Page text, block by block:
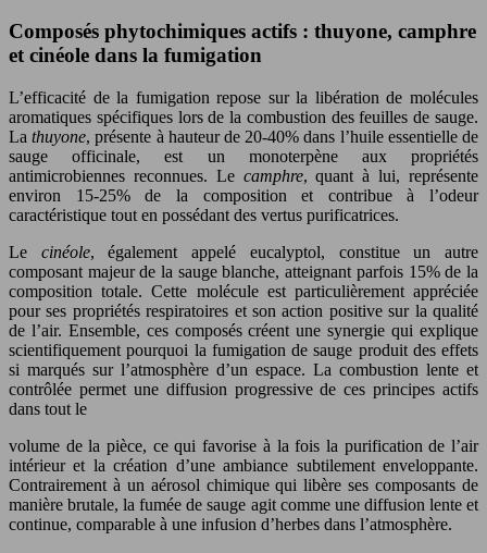
Composés phytochimiques actifs : thuyone, camphre
et cinéole dans la fumigation
L’efficacité de la fumigation repose sur la libération de molécules
aromatiques spécifiques lors de la combustion des feuilles de sauge.
Lathuyone, présente à hauteur de 20-40% dans l’huile essentielle de
sauge officinale, est un monoterpène aux propriétés
antimicrobiennes reconnues. Le camphre, quant à lui, représente
environ 15-25% de la composition et contribue à l’odeur
caractéristique tout en possédant des vertus purificatrices.
Le cinéole, également appelé eucalyptol, constitue un autre
composant majeur de la sauge blanche, atteignant parfois 15% de la
composition totale. Cette molécule est particulièrement appréciée
pour ses propriétés respiratoires et son action positive sur la qualité
de l’air. Ensemble, ces composés créent une synergie qui explique
scientifiquement pourquoi la fumigation de sauge produit des effets
si marqués sur l’atmosphère d’un espace. La combustion lente et
contrôlée permet une diffusion progressive de ces principes actifs
dans tout le
volume de la pièce, ce qui favorise à la fois la purification de l’air
intérieur et la création d’une ambiance subtilement enveloppante.
Contrairement à un aérosol chimique qui libère ses composants de
manière brutale, la fumée de sauge agit comme une diffusion lente et
continue, comparable à une infusion d’herbes dans l’atmosphère.